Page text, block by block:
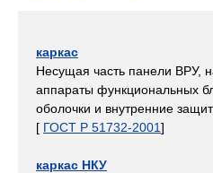
каркас
Несущая часть панели ВРУ,
аппараты функциональных
оболочки и внутренние
[ ГОСТ Р 51732-2001]
каркас НКУ